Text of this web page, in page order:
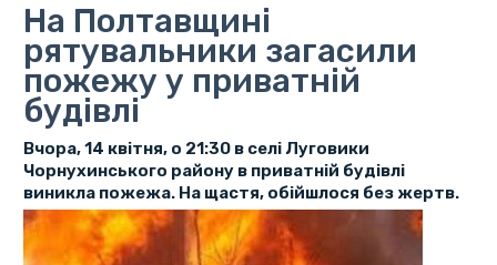
На Полтавщині
рятувальники загасили
пожежу у приватній
будівлі
Вчора, 14 квітня, о 21:30 в селі Луговики
Чорнухинського району в приватній будівлі
виникла пожежа. На щастя, обійшлося без жертв.